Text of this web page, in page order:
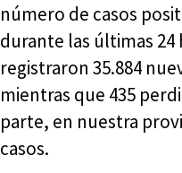
número de casos
durante las últimas 24
registraron 35.884
mientras que 435
parte, en nuestra
casos.